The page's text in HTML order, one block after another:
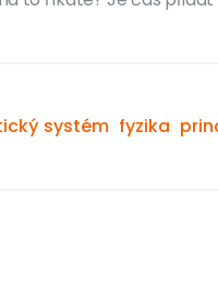
systém fyzika